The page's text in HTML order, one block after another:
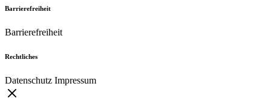
Barrierefreiheit
Barrierefreiheit
Rechtliches
Datenschutz Impressum